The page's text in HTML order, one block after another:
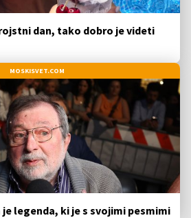
dan, tako dobro je videti
MOSKISVET.COM
legenda, ki je s svojimi pesmimi